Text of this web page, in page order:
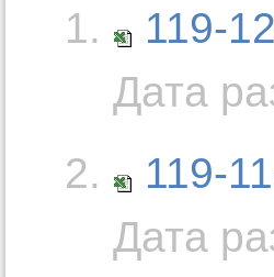
119-
Дата
119-
Дата